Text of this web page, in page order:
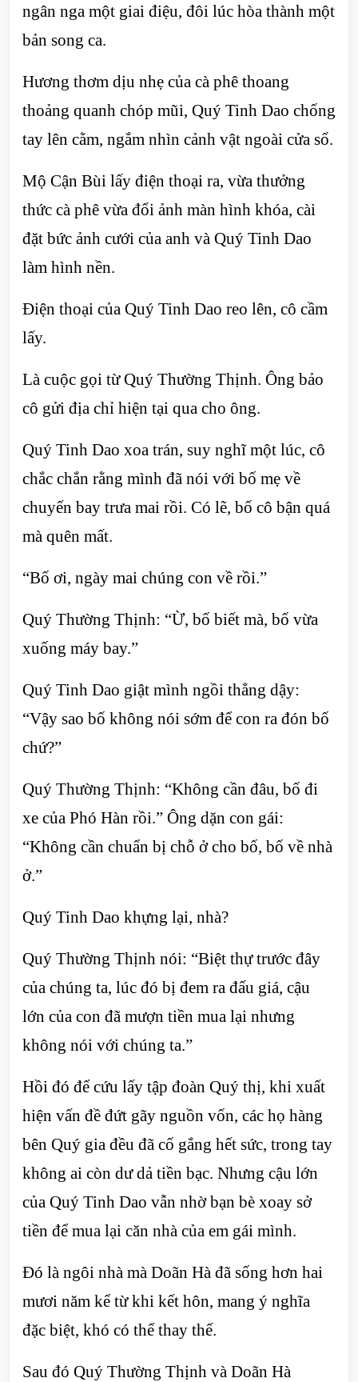
ngân nga một giai điệu, đôi lúc hòa thành một
bản song ca.
Hương thơm dịu nhẹ của cà phê thoang
thoảng quanh chóp mũi, Quý Tinh Dao chống
tay lên cằm, ngắm nhìn cảnh vật ngoài cửa sổ.
Mộ Cận Bùi lấy điện thoại ra, vừa thưởng
thức cà phê vừa đổi ảnh màn hình khóa, cài
đặt bức ảnh cưới của anh và Quý Tinh Dao
làm hình nền.
Điện thoại của Quý Tinh Dao reo lên, cô cầm
lấy.
Là cuộc gọi từ Quý Thường Thịnh. Ông bảo
cô gửi địa chỉ hiện tại qua cho ông.
Quý Tinh Dao xoa trán, suy nghĩ một lúc, cô
chắc chắn rằng mình đã nói với bố mẹ về
chuyến bay trưa mai rồi. Có lẽ, bố cô bận quá
mà quên mất.
“Bố ơi, ngày mai chúng con về rồi.”
Quý Thường Thịnh: “Ừ, bố biết mà, bố vừa
xuống máy bay.”
Quý Tinh Dao giật mình ngồi thẳng dậy:
“Vậy sao bố không nói sớm để con ra đón bố
chứ?”
Quý Thường Thịnh: “Không cần đâu, bố đi
xe của Phó Hàn rồi.” Ông dặn con gái:
“Không cần chuẩn bị chỗ ở cho bố, bố về nhà
ở.”
Quý Tinh Dao khựng lại, nhà?
Quý Thường Thịnh nói: “Biệt thự trước đây
của chúng ta, lúc đó bị đem ra đấu giá, cậu
lớn của con đã mượn tiền mua lại nhưng
không nói với chúng ta.”
Hồi đó để cứu lấy tập đoàn Quý thị, khi xuất
hiện vấn đề đứt gãy nguồn vốn, các họ hàng
bên Quý gia đều đã cố gắng hết sức, trong tay
không ai còn dư dả tiền bạc. Nhưng cậu lớn
của Quý Tinh Dao vẫn nhờ bạn bè xoay sở
tiền để mua lại căn nhà của em gái mình.
Đó là ngôi nhà mà Doãn Hà đã sống hơn hai
mươi năm kể từ khi kết hôn, mang ý nghĩa
đặc biệt, khó có thể thay thế.
Sau đó Quý Thường Thịnh và Doãn Hà